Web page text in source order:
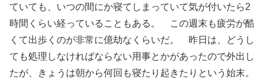
ていても、いつの間にか寝てしまっていて気が付いたら2
時間くらい経っていることもある。 この週末も疲労が酷
くて出歩くのが非常に億劫なくらいだ。 昨日は、どうし
ても処理しなければならない用事とかがあったので外出し
たが、きょうは朝から何回も寝たり起きたりという始末。